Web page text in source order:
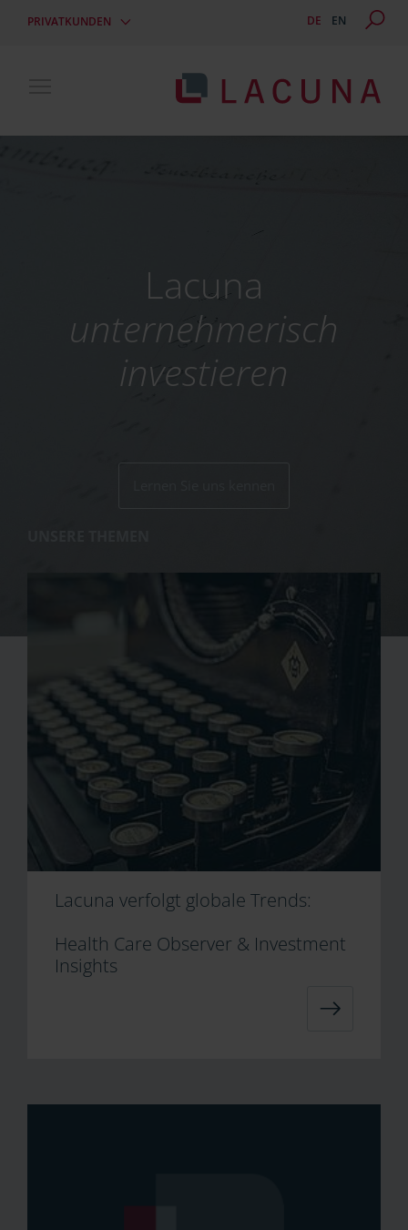
PRIVATKUNDEN DE EN
Toggle main menu visibility
Lacuna
unternehmerisch
investieren
Lacuna verfolgt globale Trends:
Health Care Observer & Investment
Insights